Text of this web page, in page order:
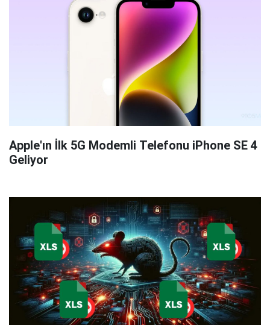
Apple'ın İlk 5G Modemli Telefonu iPhone SE 4
Geliyor